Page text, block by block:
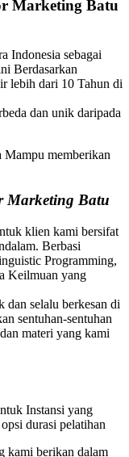
Marketing Batu
Indonesia sebagai
Berdasarkan
lebih dari 10 Tahun di
dan unik daripada
memberikan
Marketing Batu
klien kami bersifat
Berbasi
Programming,
Keilmuan yang
dan selalu berkesan di
sentuhan-sentuhan
materi yang kami
Instansi yang
durasi pelatihan
kami berikan dalam